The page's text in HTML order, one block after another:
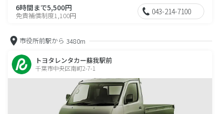
6時間まで5,500円
免責補償制度1,100円 043-214-7100
市役所前駅から 3480m
トヨタレンタカー蘇我駅前
千葉市中央区南町2-7-1